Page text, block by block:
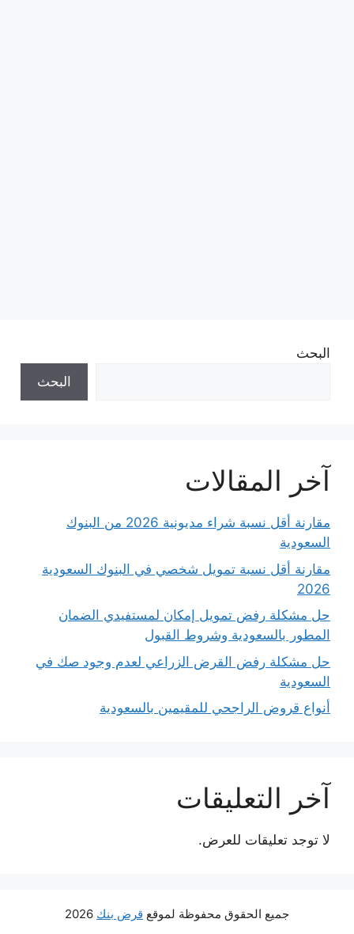
البحث
البحث
آخر المقالات
مقارنة أقل نسبة شراء مديونية 2026 من البنوك
السعودية
مقارنة أقل نسبة تمويل شخصي في البنوك السعودية
2026
حل مشكلة رفض تمويل إمكان لمستفيدي الضمان
المطور بالسعودية وشروط القبول
حل مشكلة رفض القرض الزراعي لعدم وجود صك في
السعودية
أنواع قروض الراجحي للمقيمين بالسعودية
آخر التعليقات
لا توجد تعليقات للعرض.
جميع الحقوق محفوظة لموقع قرض بنك